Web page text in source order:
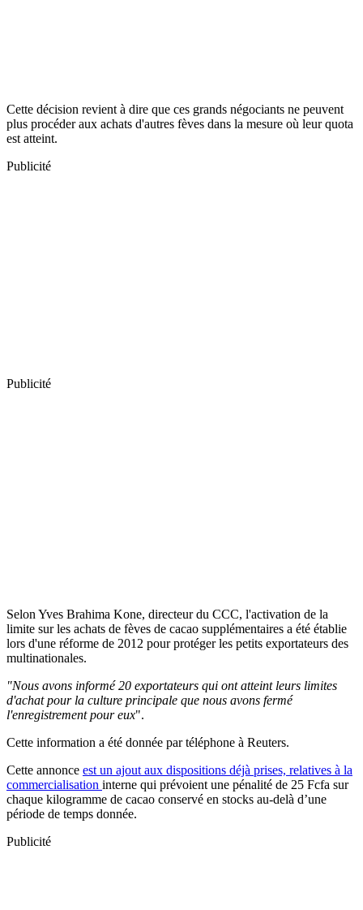
Cette décision revient à dire que ces grands négociants ne peuvent
plus procéder aux achats d'autres fèves dans la mesure où leur quota
est atteint.
Publicité
Publicité
Selon Yves Brahima Kone, directeur du CCC, l'activation de la
limite sur les achats de fèves de cacao supplémentaires a été établie
lors d'une réforme de 2012 pour protéger les petits exportateurs des
multinationales.
"Nous avons informé 20 exportateurs qui ont atteint leurs limites
d'achat pour la culture principale que nous avons fermé
l'enregistrement pour eux".
Cette information a été donnée par téléphone à Reuters.
Cette annonce est un ajout aux dispositions déjà prises, relatives à la
commercialisation interne qui prévoient une pénalité de 25 Fcfa sur
chaque kilogramme de cacao conservé en stocks au-delà d’une
période de temps donnée.
Publicité